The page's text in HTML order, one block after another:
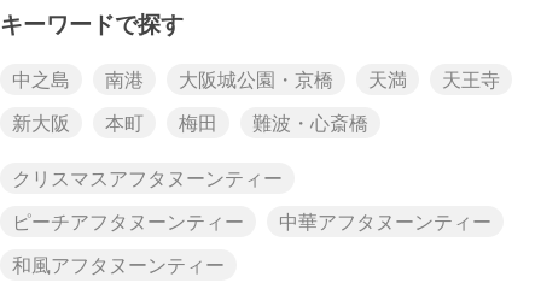
キーワードで探す
中之島 南港 大阪城公園・京橋 天満
天王寺
新大阪
本町 梅田
難波・心斎橋
クリスマスアフタヌーンティー
ピーチアフタヌーンティー
中華アフタヌーンティー
和風アフタヌーンティー